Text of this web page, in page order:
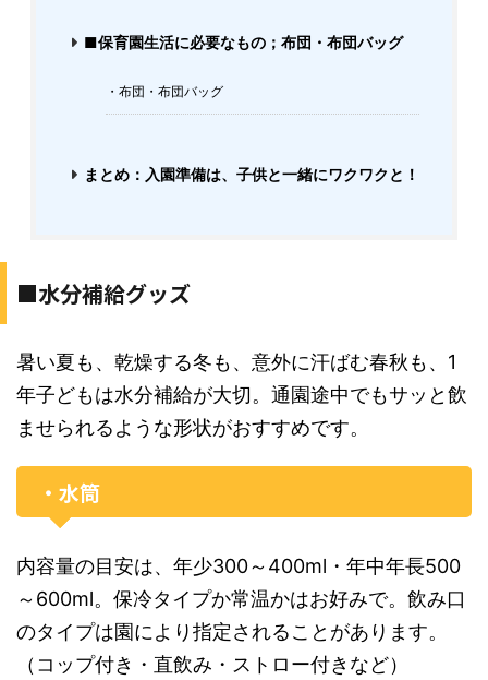
■保育園生活に必要なもの；布団・布団バッグ
・布団・布団バッグ
まとめ：入園準備は、子供と一緒にワクワクと！
■水分補給グッズ
暑い夏も、乾燥する冬も、意外に汗ばむ春秋も、1
年子どもは水分補給が大切。通園途中でもサッと飲
ませられるような形状がおすすめです。
・水筒
内容量の目安は、年少300～400ml・年中年長500
～600ml。保冷タイプか常温かはお好みで。飲み口
のタイプは園により指定されることがあります。
（コップ付き・直飲み・ストロー付きなど）